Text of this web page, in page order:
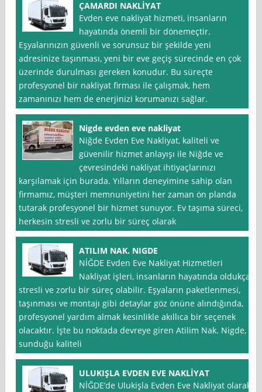
ÇAMARDI NAKLİYAT
Evden eve nakliyat hizmeti, insanların
hayatında önemli bir dönemeçtir.
Eşyalarınızın güvenli ve sorunsuz bir şekilde yeni
adresinize taşınması, yeni bir eve geçiş sürecinde en çok
üzerinde durulması gereken konudur. Bu süreçte
profesyonel bir nakliyat firması ile çalışmak, hem
zamanınızı hem de enerjinizi korumanızı sağlar.
Nigde evden eve nakliyat
Niğde Evden Eve Nakliyat, kaliteli ve
güvenilir hizmet anlayışı ile Niğde ve
çevresindeki nakliyat ihtiyaçlarınızı
karşılamak için burada. Yılların deneyimine sahip olan
firmamız, müşteri memnuniyetini her zaman ön planda
tutarak profesyonel bir hizmet sunuyor. Ev taşıma süreci,
herkesin stresli ve zorlu bir süreç olarak
ATILIM NAK. NIGDE
NİĞDE Evden Eve Nakliyat Hizmetleri
Nakliyat işleri, insanların hayatında oldukça
stresli ve zorlu bir süreç olabilir. Eşyaların paketlenmesi,
taşınması ve montajı gibi detaylar göz önüne alındığında,
profesyonel yardım almak kesinlikle akıllıca bir seçenek
olacaktır. İşte bu noktada devreye giren Atilim Nak. Nigde,
sunduğu kaliteli
ULUKIŞLA EVDEN EVE NAKLİYAT
NİĞDE’de Ulukişla Evden Eve Nakliyat olarak,